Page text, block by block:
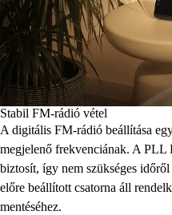
Stabil FM-rádió vétel
A digitális FM-rádió beállítása
megjelenő frekvenciának. A PLL
biztosít, így nem szükséges
előre beállított csatorna áll
mentéséhez.